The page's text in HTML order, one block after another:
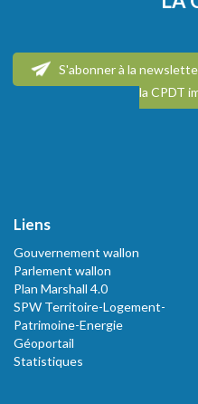
S'abonner à la
la CPDT
Liens
Gouvernement wallon
Parlement wallon
Plan Marshall 4.0
SPW Territoire-Logement-
Patrimoine-Energie
Géoportail
Statistiques